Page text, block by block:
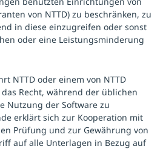
von NTTD) zu beschränken, zu
in diese einzugreifen oder sonst
oder eine Leistungsminderung
NTTD oder einem von NTTD
Recht, während der üblichen
Nutzung der Software zu
erklärt sich zur Kooperation mit
Prüfung und zur Gewährung von
auf alle Unterlagen in Bezug auf